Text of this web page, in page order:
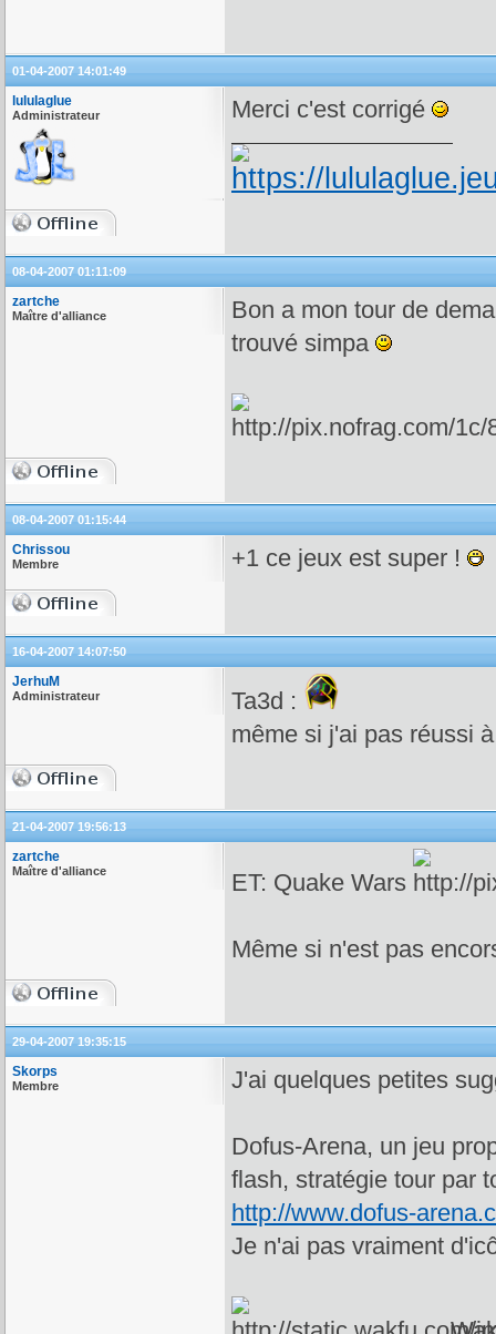
01-04-2007 14:01:49
lululaglue
Administrateur Merci c'est corrigé
08-04-2007 01:11:09
zartche
Maître d'alliance
Bon a mon tour de
trouvé simpa
08-04-2007 01:15:44
Chrissou
Membre +1 ce jeux est super !
16-04-2007 14:07:50
JerhuM
Administrateur
Ta3d :
même si j'ai pas réussi
21-04-2007 19:56:13
zartche
Maître d'alliance ET: Quake Wars
Même si n'est pas
29-04-2007 19:35:15
Skorps
Membre J'ai quelques petites
Dofus-Arena, un jeu
flash, stratégie tour par
http://www.dofus-
Je n'ai pas vraiment